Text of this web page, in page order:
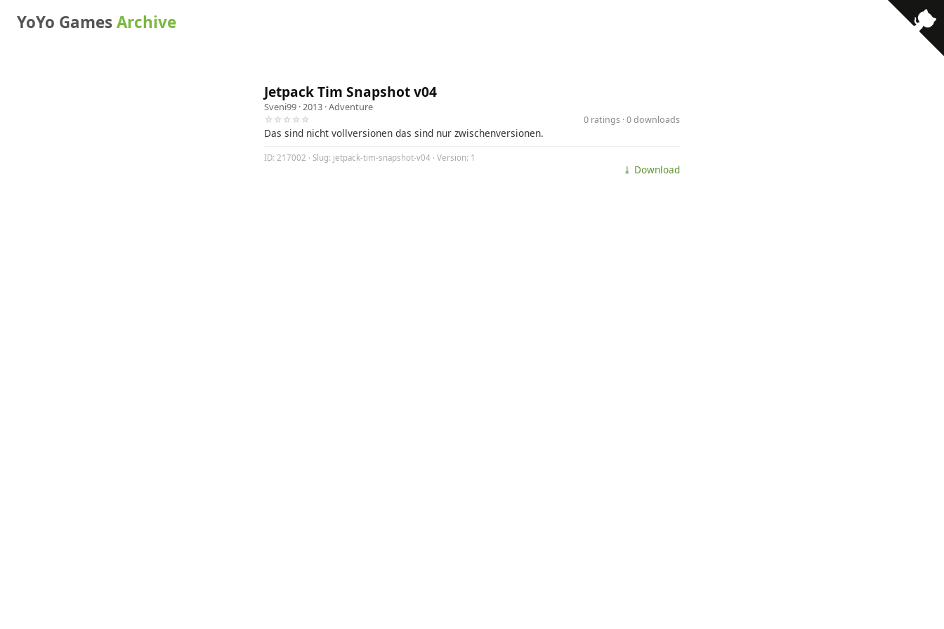
YoYo GamesArchive
Jetpack Tim Snapshot v04
Sveni99 · 2013 ·Adventure
☆☆☆☆☆
0 ratings · 0 downloads
Das sind nicht vollversionen das sind nur zwischenversionen.
ID: 217002 · Slug: jetpack-tim-snapshot-v04 · Version: 1
⤓ Download